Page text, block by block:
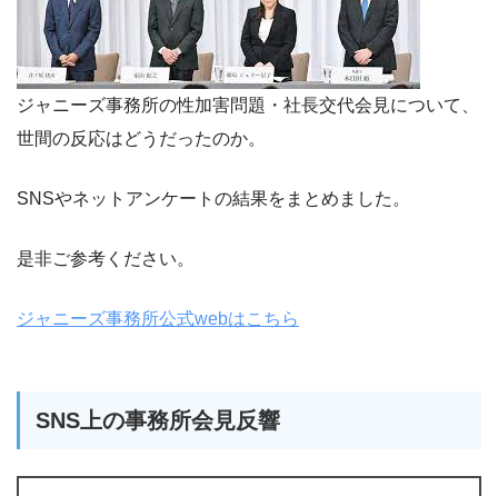
ジャニーズ事務所の性加害問題・社長交代会見について、
世間の反応はどうだったのか。
SNSやネットアンケートの結果をまとめました。
是非ご参考ください。
ジャニーズ事務所公式webはこちら
SNS上の事務所会見反響